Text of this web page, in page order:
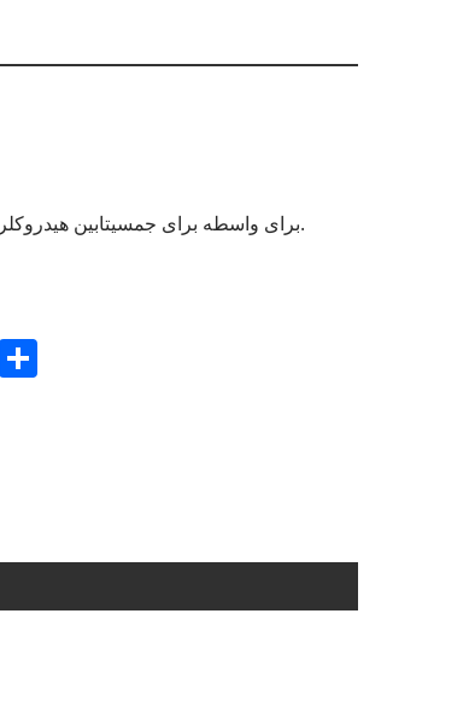
CAS 134790-39-9 برای واسطه برای جمسیتابین هیدروکلراید است.
Share